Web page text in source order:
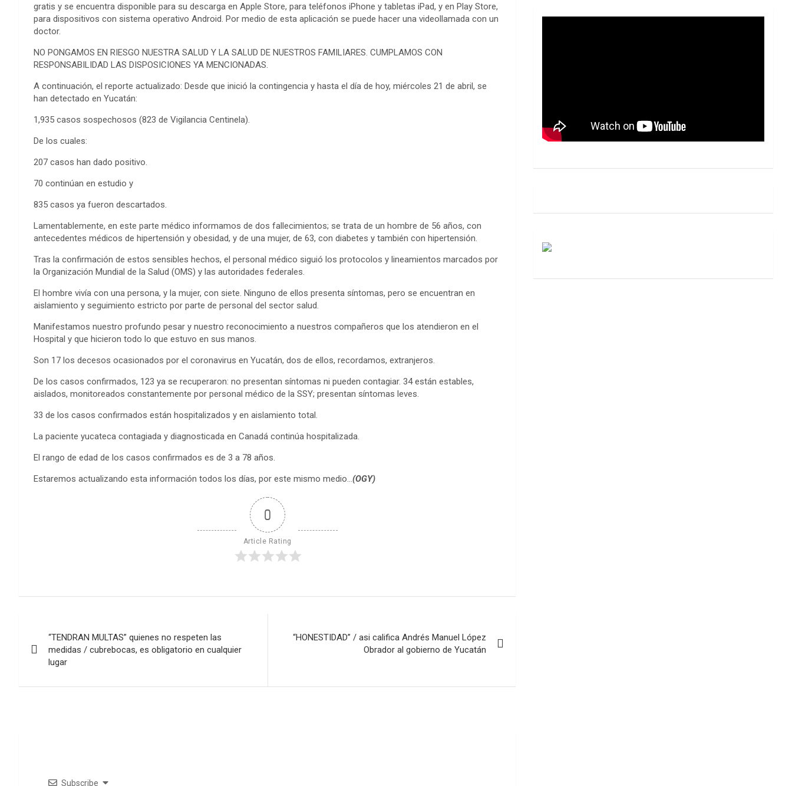
gratis y se encuentra disponible para su descarga en Apple Store, para teléfonos iPhone y tabletas iPad, y en Play Store,
para dispositivos con sistema operativo Android. Por medio de esta aplicación se puede hacer una videollamada con un
doctor.
NO PONGAMOS EN RIESGO NUESTRA SALUD Y LA SALUD DE NUESTROS FAMILIARES. CUMPLAMOS CON
RESPONSABILIDAD LAS DISPOSICIONES YA MENCIONADAS.
A continuación, el reporte actualizado: Desde que inició la contingencia y hasta el día de hoy, miércoles 21 de abril, se
han detectado en Yucatán:
1,935 casos sospechosos (823 de Vigilancia Centinela).
De los cuales:
207 casos han dado positivo.
70 continúan en estudio y
835 casos ya fueron descartados.
Lamentablemente, en este parte médico informamos de dos fallecimientos; se trata de un hombre de 56 años, con
antecedentes médicos de hipertensión y obesidad, y de una mujer, de 63, con diabetes y también con hipertensión.
Tras la confirmación de estos sensibles hechos, el personal médico siguió los protocolos y lineamientos marcados por
la Organización Mundial de la Salud (OMS) y las autoridades federales.
El hombre vivía con una persona, y la mujer, con siete. Ninguno de ellos presenta síntomas, pero se encuentran en
aislamiento y seguimiento estricto por parte de personal del sector salud.
Manifestamos nuestro profundo pesar y nuestro reconocimiento a nuestros compañeros que los atendieron en el
Hospital y que hicieron todo lo que estuvo en sus manos.
Son 17 los decesos ocasionados por el coronavirus en Yucatán, dos de ellos, recordamos, extranjeros.
De los casos confirmados, 123 ya se recuperaron: no presentan síntomas ni pueden contagiar. 34 están estables,
aislados, monitoreados constantemente por personal médico de la SSY; presentan síntomas leves.
33 de los casos confirmados están hospitalizados y en aislamiento total.
La paciente yucateca contagiada y diagnosticada en Canadá continúa hospitalizada.
El rango de edad de los casos confirmados es de 3 a 78 años.
Estaremos actualizando esta información todos los días, por este mismo medio…(OGY)
0
Article Rating
de
entradas
“TENDRAN MULTAS” quienes no respeten las
medidas / cubrebocas, es obligatorio en cualquier
lugar
“HONESTIDAD” / asi califica Andrés Manuel López
Obrador al gobierno de Yucatán
Subscribe